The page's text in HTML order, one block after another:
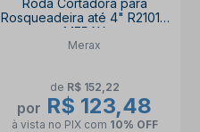
Roda Cortadora para
Rosqueadeira até 4" R21014
MERAX
Merax
de R$ 152,22
por R$ 123,48
à vista no PIX com 10% OFF